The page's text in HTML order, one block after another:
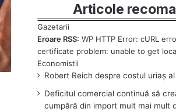
Articole
Eroare RSS: WP HTTP Error: cURL
certificate problem: unable to get
Robert Reich despre costul uriaș
Deficitul comercial continuă să
cumpără din import mult mai mult